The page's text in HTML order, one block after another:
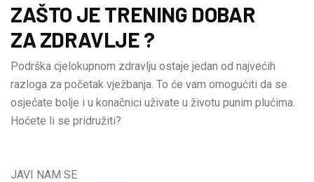
ZAŠTO JE TRENING DOBAR
ZA ZDRAVLJE ?
Podrška cjelokupnom zdravlju ostaje jedan od najvećih
razloga za početak vježbanja. To će vam omogućiti da se
osjećate bolje i u konačnici uživate u životu punim plućima.
Hoćete li se pridružiti?
JAVI NAM SE